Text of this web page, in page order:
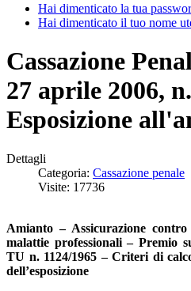
Hai dimenticato la tua
Hai dimenticato il tuo nome
Cassazione
27 aprile 2006,
Esposizione
Dettagli
Categoria: Cassazione penale
Visite: 17736
Amianto – Assicurazione
malattie professionali – Premio
TU n. 1124/1965 – Criteri di
dell’esposizione